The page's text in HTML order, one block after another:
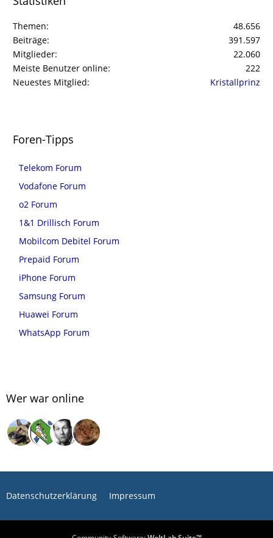
Themen
48.656
Beiträge
391.597
Mitglieder
22.060
Meiste Benutzer online
222
Neuestes Mitglied
Kristallprinz
Foren-Tipps
Telekom Forum
Vodafone Forum
o2 Forum
1&1 Drillisch Forum
Mobilcom Debitel Forum
Prepaid Forum
iPhone Forum
Samsung Forum
Huawei Forum
WhatsApp Forum
Wer war online
Datenschutzerklärung Impressum